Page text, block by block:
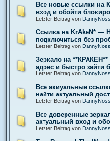
Все новые ссылки на
вход и обойти
Letzter Beitrag von
Ссылка на KrAkeN* —
подключиться без
Letzter Beitrag von
Зеркало на
адрес и быстро зайти
Letzter Beitrag von
Все акиуальные
найти актуальный
Letzter Beitrag von
Все доверенные
актуальный вход и
Letzter Beitrag von